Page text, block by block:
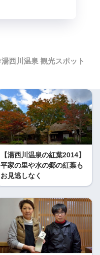
湯西川温泉 観光スポット
【湯西川温泉の紅葉2014】
平家の里や水の郷の紅葉も
お見逃しなく